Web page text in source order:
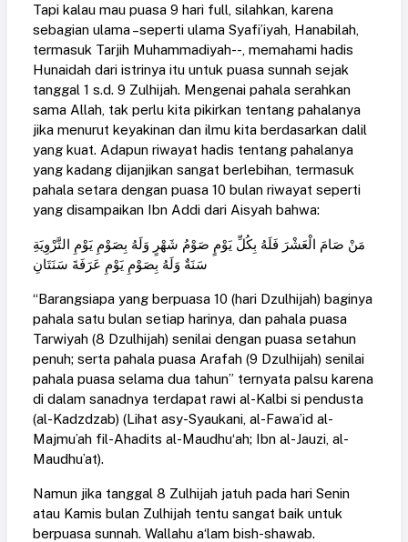
Tapi kalau mau puasa 9 hari full, silahkan, karena
sebagian ulama –seperti ulama Syafi’iyah, Hanabilah,
termasuk Tarjih Muhammadiyah--, memahami hadis
Hunaidah dari istrinya itu untuk puasa sunnah sejak
tanggal 1 s.d. 9 Zulhijah. Mengenai pahala serahkan
sama Allah, tak perlu kita pikirkan tentang pahalanya
jika menurut keyakinan dan ilmu kita berdasarkan dalil
yang kuat. Adapun riwayat hadis tentang pahalanya
yang kadang dijanjikan sangat berlebihan, termasuk
pahala setara dengan puasa 10 bulan riwayat seperti
yang disampaikan Ibn Addi dari Aisyah bahwa:
مَنْ ‌صَامَ ‌الْعَشْرَ ‌فَلَهُ ‌بِكُلِّ ‌يَوْمٍ ‌صَوْمُ ‌شَهْرٍ وَلَهُ بِصَوْمِ يَوْمِ التَّرْوِيَةِ
سَنَةٌ وَلَهُ بِصَوْمِ يَوْمِ عَرَفَةَ سَنَتَانِ
“Barangsiapa yang berpuasa 10 (hari Dzulhijah) baginya
pahala satu bulan setiap harinya, dan pahala puasa
Tarwiyah (8 Dzulhijah) senilai dengan puasa setahun
penuh; serta pahala puasa Arafah (9 Dzulhijah) senilai
pahala puasa selama dua tahun” ternyata palsu karena
di dalam sanadnya terdapat rawi al-Kalbi si pendusta
(al-Kadzdzab) (Lihat asy-Syaukani, al-Fawa’id al-
Majmu’ah fil-Ahadits al-Maudhu‘ah; Ibn al-Jauzi, al-
Maudhu’at).
Namun jika tanggal 8 Zulhijah jatuh pada hari Senin
atau Kamis bulan Zulhijah tentu sangat baik untuk
berpuasa sunnah. Wallahu a‘lam bish-shawab.